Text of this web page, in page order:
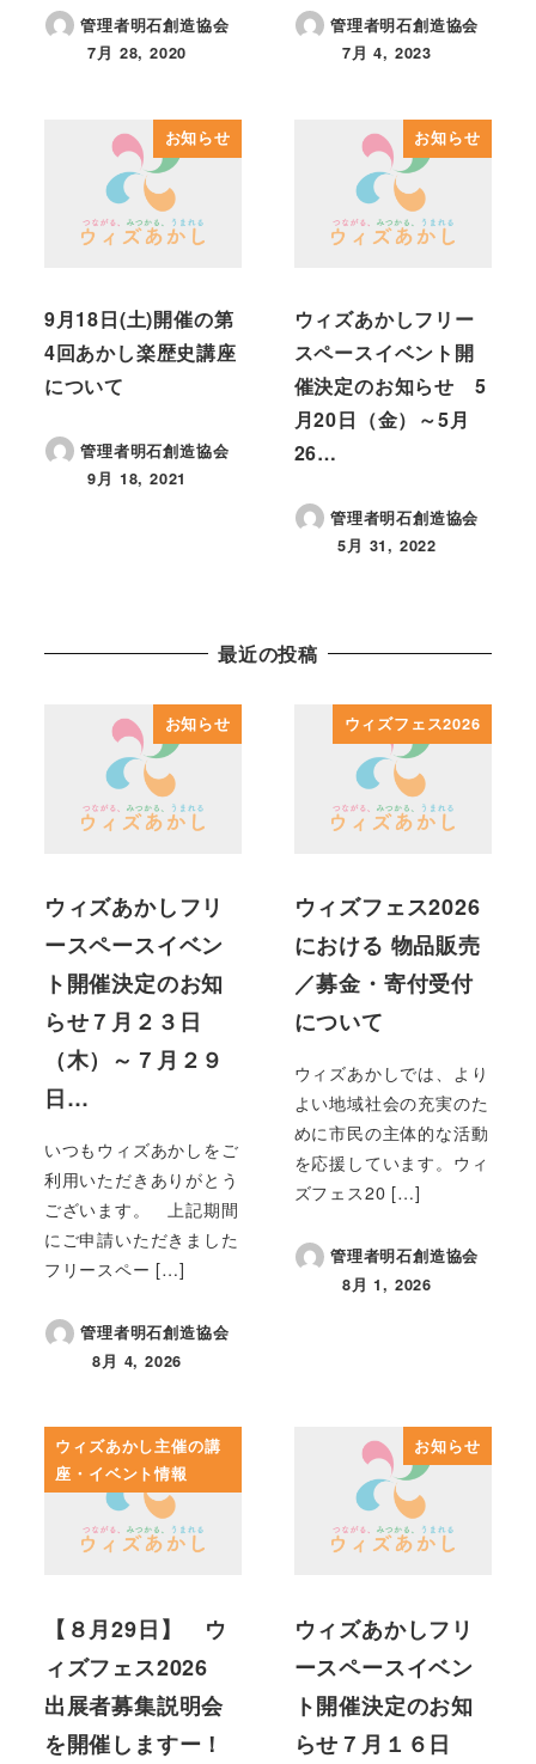
管理者明石創造協会
投稿日
7月 28, 2020
管理者明石創造協会
投稿日
7月 4, 2023
お知らせ
9月18日(土)開催の第
4回あかし楽歴史講座
について
管理者明石創造協会
投稿日
9月 18, 2021
お知らせ
ウィズあかしフリー
スペースイベント開
催決定のお知らせ 5
月20日（金）～5月
26…
管理者明石創造協会
投稿日
5月 31, 2022
最近の投稿
お知らせ
ウィズあかしフリ
ースペースイベン
ト開催決定のお知
らせ７月２３日
（木）～７月２９
日…
いつもウィズあかしをご
利用いただきありがとう
ございます。 上記期間
にご申請いただきました
フリースペー […]
管理者明石創造協会
投稿日
8月 4, 2026
ウィズフェス2026
ウィズフェス2026
における 物品販売
／募金・寄付受付
について
ウィズあかしでは、より
よい地域社会の充実のた
めに市民の主体的な活動
を応援しています。ウィ
ズフェス20 […]
管理者明石創造協会
投稿日
8月 1, 2026
ウィズあかし主催の講
座・イベント情報
【８月29日】 ウ
ィズフェス2026
出展者募集説明会
を開催しますー！
お知らせ
ウィズあかしフリ
ースペースイベン
ト開催決定のお知
らせ７月１６日